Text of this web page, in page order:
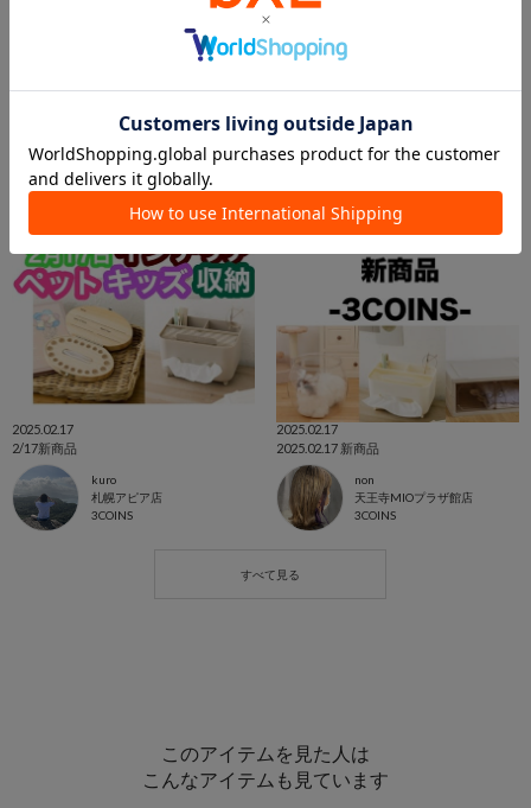
【2/17】新商品すべてご紹介！
2025.02.17
2/17新商品
kuro
札幌アピア店
3COINS
2025.02.17
2025.02.17 新商品
non
天王寺MIOプラザ館店
3COINS
このアイテムを見た人は
こんなアイテムも見ています